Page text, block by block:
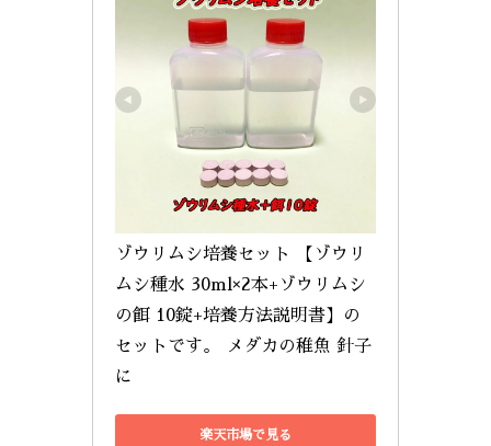
ゾウリムシ培養セット 【ゾウリ
ムシ種水 30ml×2本+ゾウリムシ
の餌 10錠+培養方法説明書】の
セットです。 メダカの稚魚 針子
に
楽天市場で見る